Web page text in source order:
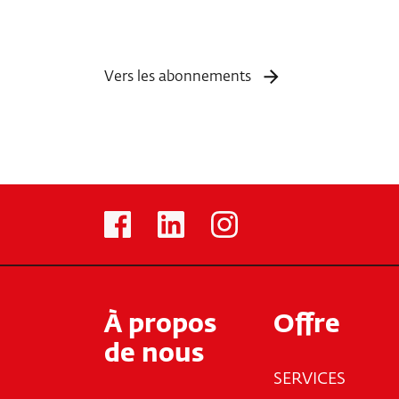
Vers les abonnements
À propos
de nous
Offre
SERVICES